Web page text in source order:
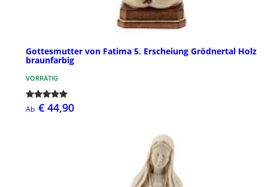
Gottesmutter von Fatima 5. Erscheiung Grödnertal Holz
braunfarbig
VORRÄTIG
Ab € 44,90